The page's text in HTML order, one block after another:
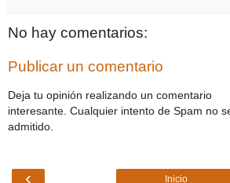
No hay comentarios:
Publicar un comentario
Deja tu opinión realizando un comentario
interesante. Cualquier intento de Spam no
admitido.
‹ Inicio